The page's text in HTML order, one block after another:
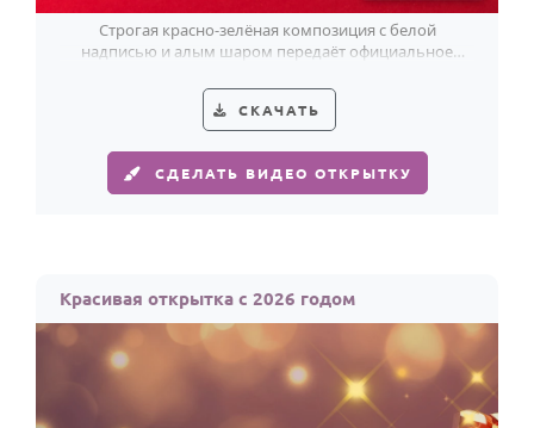
Строгая красно-зелёная композиция с белой
надписью и алым шаром передаёт официальное
СКАЧАТЬ
СДЕЛАТЬ ВИДЕО ОТКРЫТКУ
Красивая открытка с 2026 годом